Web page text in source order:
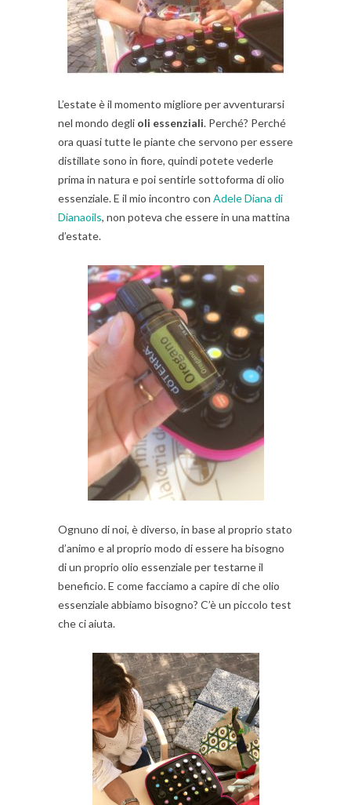
L’estate è il momento migliore per avventurarsi
nel mondo degli oli essenziali. Perché? Perché
ora quasi tutte le piante che servono per essere
distillate sono in fiore, quindi potete vederle
prima in natura e poi sentirle sottoforma di olio
essenziale. E il mio incontro con Adele Diana di
Dianaoils, non poteva che essere in una mattina
d’estate.
Ognuno di noi, è diverso, in base al proprio stato
d’animo e al proprio modo di essere ha bisogno
di un proprio olio essenziale per testarne il
beneficio. E come facciamo a capire di che olio
essenziale abbiamo bisogno? C’è un piccolo test
che ci aiuta.